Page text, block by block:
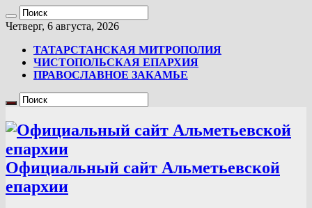
Четверг, 6 августа, 2026
ТАТАРСТАНСКАЯ МИТРОПОЛИЯ
ЧИСТОПОЛЬСКАЯ ЕПАРХИЯ
ПРАВОСЛАВНОЕ ЗАКАМЬЕ
Официальный сайт Альметьевской
епархии